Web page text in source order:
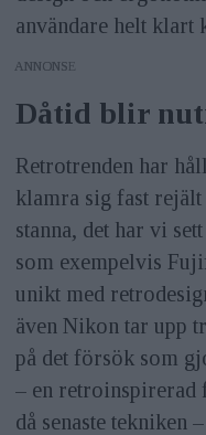
användare helt klart
ANNONS
Dåtid blir
Retrotrenden har
klamra sig fast
stanna, det har vi
som exempelvis
unikt med
även Nikon tar upp
på det försök som
– en retroinspirerad
då senaste tekniken